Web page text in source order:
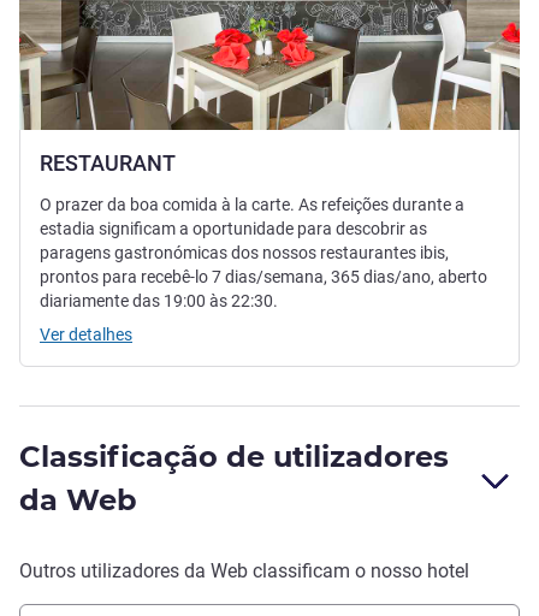
RESTAURANT
O prazer da boa comida à la carte. As refeições durante a
estadia significam a oportunidade para descobrir as
paragens gastronómicas dos nossos restaurantes ibis,
prontos para recebê-lo 7 dias/semana, 365 dias/ano, aberto
diariamente das 19:00 às 22:30.
Ver detalhes
Classificação de utilizadores
da Web
Outros utilizadores da Web classificam o nosso hotel